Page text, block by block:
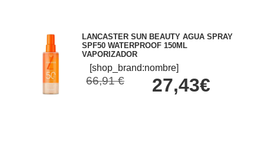
LANCASTER SUN BEAUTY AGUA SPRAY
SPF50 WATERPROOF 150ML
VAPORIZADOR
[shop_brand:nombre]
66,91 € 27,43€